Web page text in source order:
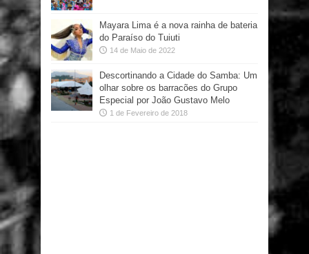
Mayara Lima é a nova rainha de bateria
do Paraíso do Tuiuti
14 de Maio de 2022
Descortinando a Cidade do Samba: Um
olhar sobre os barracões do Grupo
Especial por João Gustavo Melo
1 de Fevereiro de 2018